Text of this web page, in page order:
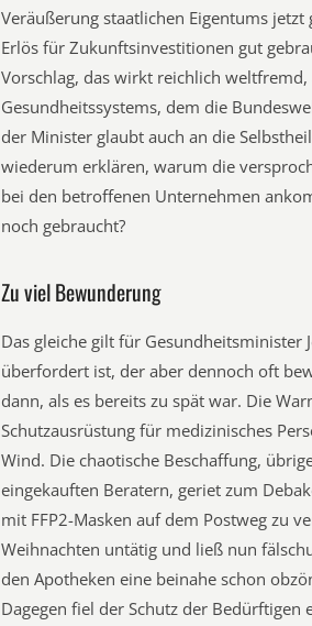
Veräußerung staatlichen Eigentums
Erlös für Zukunftsinvestitionen gut
Vorschlag, das wirkt reichlich
Gesundheitssystems, dem die
der Minister glaubt auch an die
wiederum erklären, warum die
bei den betroffenen Unternehmen
noch gebraucht?
Zu viel Bewunderung
Das gleiche gilt für Gesundheitsminister
überfordert ist, der aber dennoch oft
dann, als es bereits zu spät war. Die
Schutzausrüstung für medizinisches
Wind. Die chaotische Beschaffung,
eingekauften Beratern, geriet zum
mit FFP2-Masken auf dem Postweg zu
Weihnachten untätig und ließ nun
den Apotheken eine beinahe schon
Dagegen fiel der Schutz der